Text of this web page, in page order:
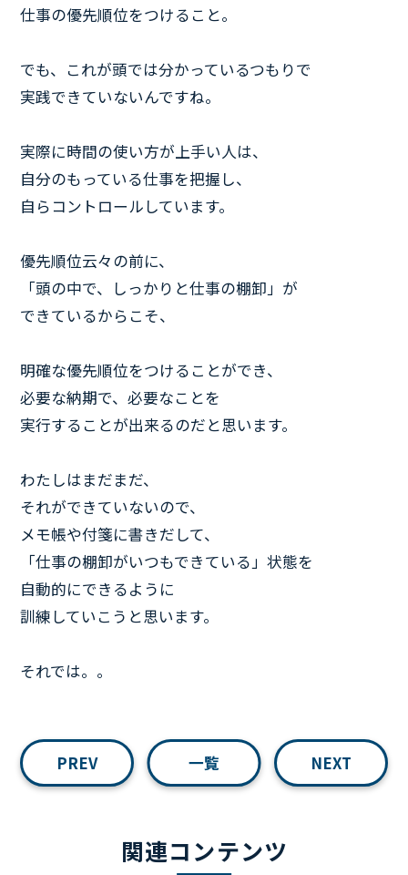
仕事の優先順位をつけること。
でも、これが頭では分かっているつもりで
実践できていないんですね。
実際に時間の使い方が上手い人は、
自分のもっている仕事を把握し、
自らコントロールしています。
優先順位云々の前に、
「頭の中で、しっかりと仕事の棚卸」が
できているからこそ、
明確な優先順位をつけることができ、
必要な納期で、必要なことを
実行することが出来るのだと思います。
わたしはまだまだ、
それができていないので、
メモ帳や付箋に書きだして、
「仕事の棚卸がいつもできている」状態を
自動的にできるように
訓練していこうと思います。
それでは。。
PREV 一覧 NEXT
関連コンテンツ